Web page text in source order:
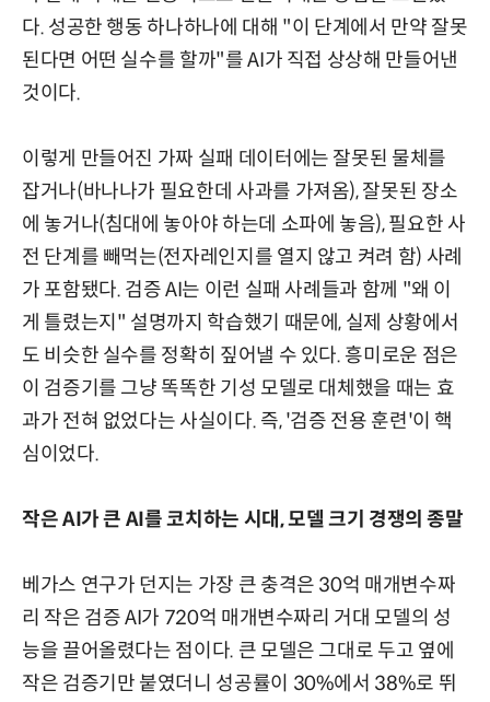
다. 성공한 행동 하나하나에 대해 "이 단계에서 만약 잘못
된다면 어떤 실수를 할까"를 AI가 직접 상상해 만들어낸
것이다.
이렇게 만들어진 가짜 실패 데이터에는 잘못된 물체를
잡거나(바나나가 필요한데 사과를 가져옴), 잘못된 장소
에 놓거나(침대에 놓아야 하는데 소파에 놓음), 필요한 사
전 단계를 빼먹는(전자레인지를 열지 않고 켜려 함) 사례
가 포함됐다. 검증 AI는 이런 실패 사례들과 함께 "왜 이
게 틀렸는지" 설명까지 학습했기 때문에, 실제 상황에서
도 비슷한 실수를 정확히 짚어낼 수 있다. 흥미로운 점은
이 검증기를 그냥 똑똑한 기성 모델로 대체했을 때는 효
과가 전혀 없었다는 사실이다. 즉, '검증 전용 훈련'이 핵
심이었다.
작은 AI가 큰 AI를 코치하는 시대, 모델 크기 경쟁의 종말
베가스 연구가 던지는 가장 큰 충격은 30억 매개변수짜
리 작은 검증 AI가 720억 매개변수짜리 거대 모델의 성
능을 끌어올렸다는 점이다. 큰 모델은 그대로 두고 옆에
작은 검증기만 붙였더니 성공률이 30%에서 38%로 뛰